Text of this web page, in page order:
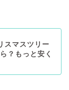
スマスツリー
？もっと安く